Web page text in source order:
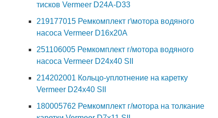
тисков Vermeer D24А-D33
219177015 Ремкомплект г\мотора водяного
насоса Vermeer D16x20A
251106005 Ремкомплект г/мотора водяного
насоса Vermeer D24x40 SII
214202001 Кольцо-уплотнение на каретку
Vermeer D24x40 SII
180005762 Ремкомплект г/мотора на толкание